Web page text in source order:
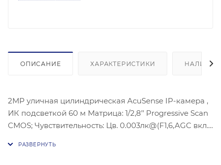
ОПИСАНИЕ ХАРАКТЕРИСТИКИ НАЛИЧИЕ
2MP уличная цилиндрическая AcuSense IP-камера ,
ИК подсветкой 60 м Матрица: 1/2,8’’ Progressive Scan
CMOS; Чувствительность: Цв. 0.003лк@(F1,6,AGC вкл.),